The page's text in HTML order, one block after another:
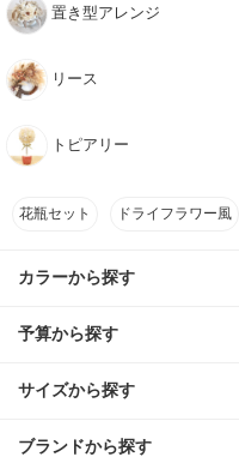
置き型アレンジ
リース
トピアリー
花瓶セット ドライフラワー風
カラーから探す
予算から探す
サイズから探す
ブランドから探す